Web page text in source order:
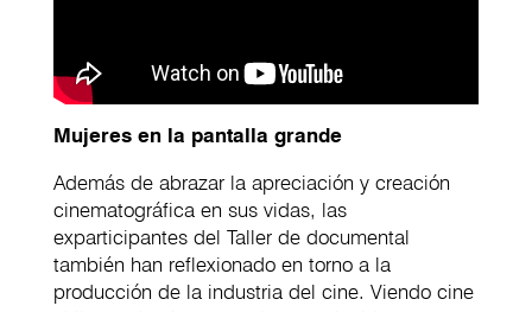
Mujeres en la pantalla grande
Además de abrazar la apreciación y creación
cinematográfica en sus vidas, las
exparticipantes del Taller de documental
también han reflexionado en torno a la
producción de la industria del cine. Viendo cine